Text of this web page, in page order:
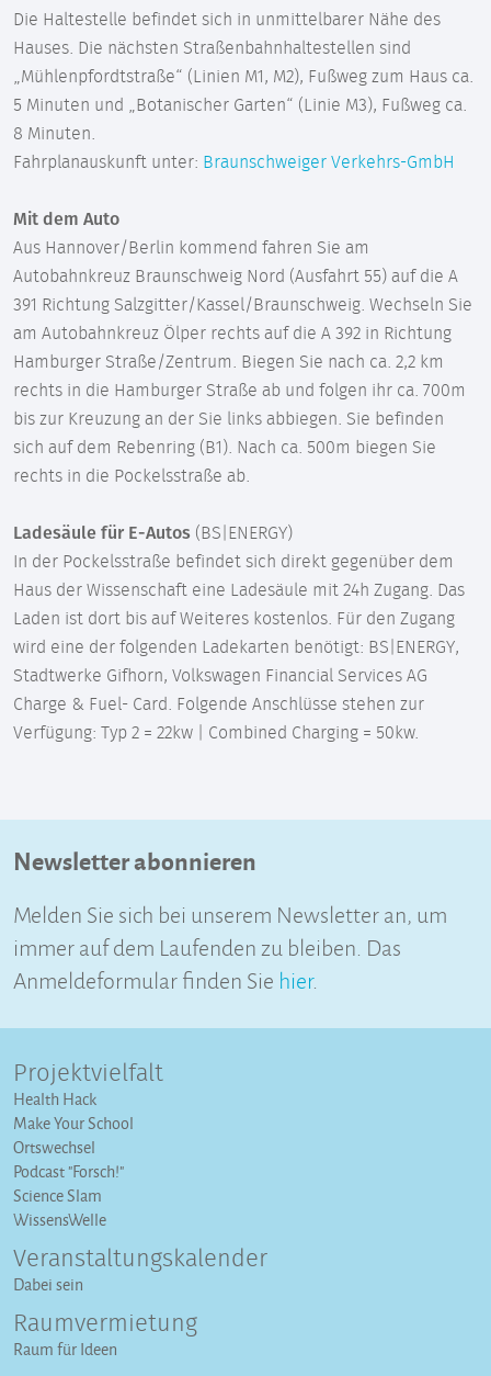
Die Haltestelle befindet sich in unmittelbarer Nähe des
Hauses. Die nächsten Straßenbahnhaltestellen sind
„Mühlenpfordtstraße“ (Linien M1, M2), Fußweg zum Haus ca.
5 Minuten und „Botanischer Garten“ (Linie M3), Fußweg ca.
8 Minuten.
Fahrplanauskunft unter: Braunschweiger Verkehrs-GmbH
Mit dem Auto
Aus Hannover/Berlin kommend fahren Sie am
Autobahnkreuz Braunschweig Nord (Ausfahrt 55) auf die A
391 Richtung Salzgitter/Kassel/Braunschweig. Wechseln Sie
am Autobahnkreuz Ölper rechts auf die A 392 in Richtung
Hamburger Straße/Zentrum. Biegen Sie nach ca. 2,2 km
rechts in die Hamburger Straße ab und folgen ihr ca. 700m
bis zur Kreuzung an der Sie links abbiegen. Sie befinden
sich auf dem Rebenring (B1). Nach ca. 500m biegen Sie
rechts in die Pockelsstraße ab.
Ladesäule für E-Autos (BS|ENERGY)
In der Pockelsstraße befindet sich direkt gegenüber dem
Haus der Wissenschaft eine Ladesäule mit 24h Zugang. Das
Laden ist dort bis auf Weiteres kostenlos. Für den Zugang
wird eine der folgenden Ladekarten benötigt: BS|ENERGY,
Stadtwerke Gifhorn, Volkswagen Financial Services AG
Charge & Fuel- Card. Folgende Anschlüsse stehen zur
Verfügung: Typ 2 = 22kw | Combined Charging = 50kw.
Newsletter abonnieren
Melden Sie sich bei unserem Newsletter an, um
immer auf dem Laufenden zu bleiben. Das
Anmeldeformular finden Sie hier.
Projektvielfalt
Health Hack
Make Your School
Ortswechsel
Podcast "Forsch!"
Science Slam
WissensWelle
Veranstaltungs­kalender
Dabei sein
Raumvermietung
Raum für Ideen